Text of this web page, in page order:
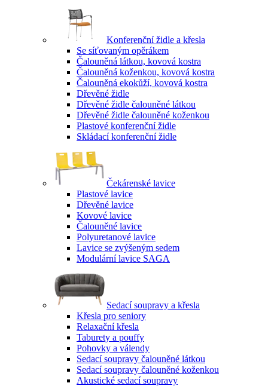
Konferenční židle a křesla
Se síťovaným opěrákem
Čalouněná látkou, kovová kostra
Čalouněná koženkou, kovová kostra
Čalouněná ekokůží, kovová kostra
Dřevěné židle
Dřevěné židle čalouněné látkou
Dřevěné židle čalouněné koženkou
Plastové konferenční židle
Skládací konferenční židle
Čekárenské lavice
Plastové lavice
Dřevěné lavice
Kovové lavice
Čalouněné lavice
Polyuretanové lavice
Lavice se zvýšeným sedem
Modulární lavice SAGA
Sedací soupravy a křesla
Křesla pro seniory
Relaxační křesla
Taburety a pouffy
Pohovky a válendy
Sedací soupravy čalouněné látkou
Sedací soupravy čalouněné koženkou
Akustické sedací soupravy